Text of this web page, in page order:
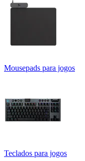
Mousepads para jogos
Teclados para jogos